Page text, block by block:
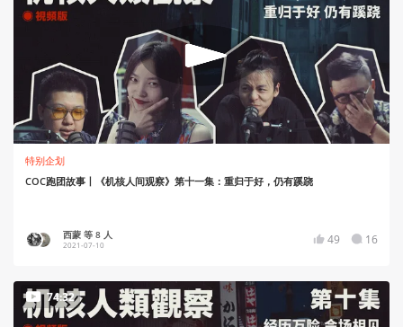
特别企划
COC跑团故事丨《机核人间观察》第十一集：重归于好，仍有蹊跷
西蒙 等 8 人
2021-07-10 49 16
74:32